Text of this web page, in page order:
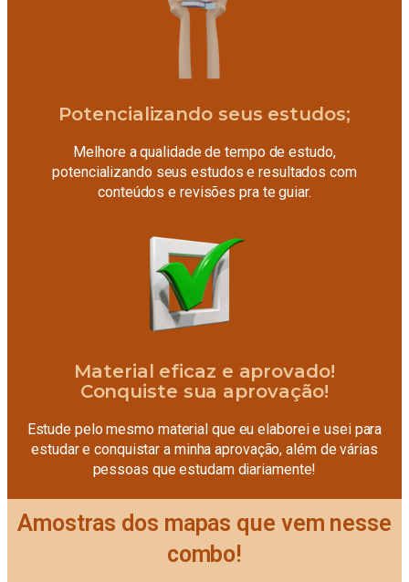
Potencializando seus estudos;
Melhore a qualidade de tempo de estudo,
potencializando seus estudos e resultados com
conteúdos e revisões pra te guiar.
Material eficaz e aprovado!
Conquiste sua aprovação!
Estude pelo mesmo material que eu elaborei e usei para
estudar e conquistar a minha aprovação, além de várias
pessoas que estudam diariamente!
Amostras dos mapas que vem nesse
combo!